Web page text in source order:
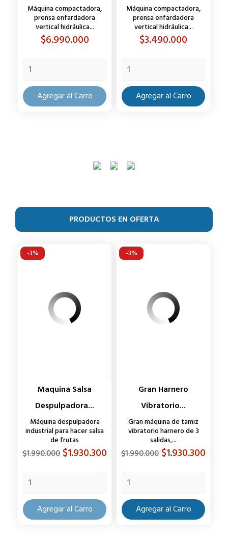
Máquina compactadora,
prensa enfardadora
vertical hidráulica...
Precio
$6.990.000
Agregar al Carro
Máquina compactadora,
prensa enfardadora
vertical hidráulica...
Precio
$3.490.000
Agregar al Carro
PRODUCTOS EN OFERTA
Maquina Salsa
Despulpadora...
Máquina despulpadora
industrial para hacer salsa
de frutas
Precio
$1.990.000 Precio
$1.930.300
Agregar al Carro
-3%
Gran Harnero
Vibratorio...
Gran máquina de tamiz
vibratorio harnero de 3
salidas,...
Precio
$1.990.000 Precio
$1.930.300
Agregar al Carro
-3%